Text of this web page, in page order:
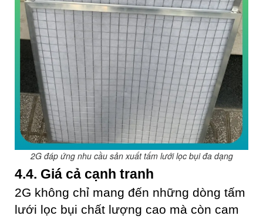
2G đáp ứng nhu cầu sản xuất tấm lưới lọc bụi đa dạng
4.4. Giá cả cạnh tranh
2G không chỉ mang đến những dòng tấm
lưới lọc bụi chất lượng cao mà còn cam